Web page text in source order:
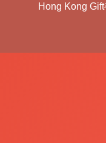
Hong Kong
運而生，為那
提供一站式保
款式新穎、種
造裝飾，無不